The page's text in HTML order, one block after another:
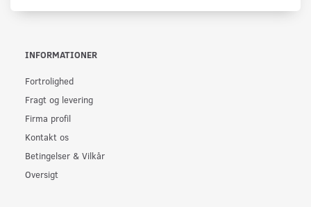
INFORMATIONER
Fortrolighed
Fragt og levering
Firma profil
Kontakt os
Betingelser & Vilkår
Oversigt